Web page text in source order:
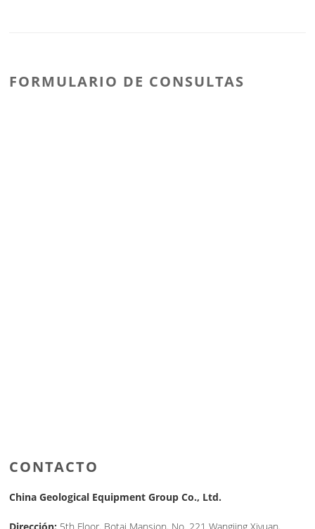
FORMULARIO DE CONSULTAS
CONTACTO
China Geological Equipment Group Co., Ltd.